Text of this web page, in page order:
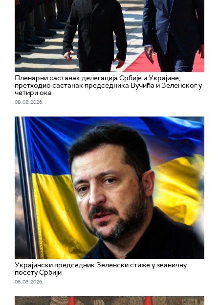
Пленарни састанак делегација Србије и Украјине,
претходио састанак председника Вучића и Зеленског у
четири ока
08. 08. 2026.
Украјински председник Зеленски стиже у званичну
посету Србији
06. 08. 2026.